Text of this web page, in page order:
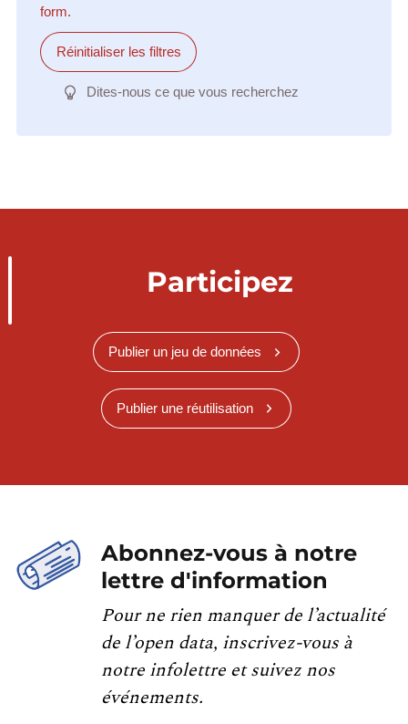
form.
Réinitialiser les filtres
Dites-nous ce que vous recherchez
Participez
Publier un jeu de données
Publier une réutilisation
Abonnez-vous à notre
lettre d'information
Pour ne rien manquer de l’actualité
de l’open data, inscrivez-vous à
notre infolettre et suivez nos
événements.